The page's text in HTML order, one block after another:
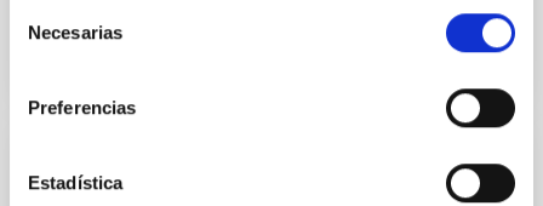
Necesarias
Preferencias
Estadística
TECHNICAL FACILITY